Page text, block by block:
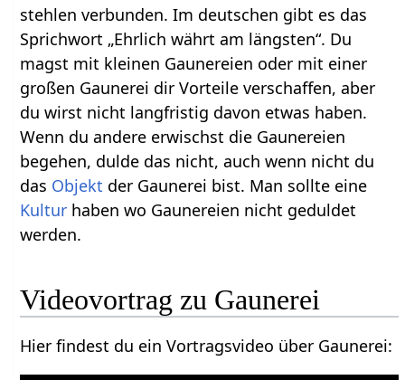
stehlen verbunden. Im deutschen gibt es das
Sprichwort „Ehrlich währt am längsten“. Du
magst mit kleinen Gaunereien oder mit einer
großen Gaunerei dir Vorteile verschaffen, aber
du wirst nicht langfristig davon etwas haben.
Wenn du andere erwischst die Gaunereien
begehen, dulde das nicht, auch wenn nicht du
das Objekt der Gaunerei bist. Man sollte eine
Kultur haben wo Gaunereien nicht geduldet
werden.
Hier findest du ein Vortragsvideo über Gaunerei‏‎: